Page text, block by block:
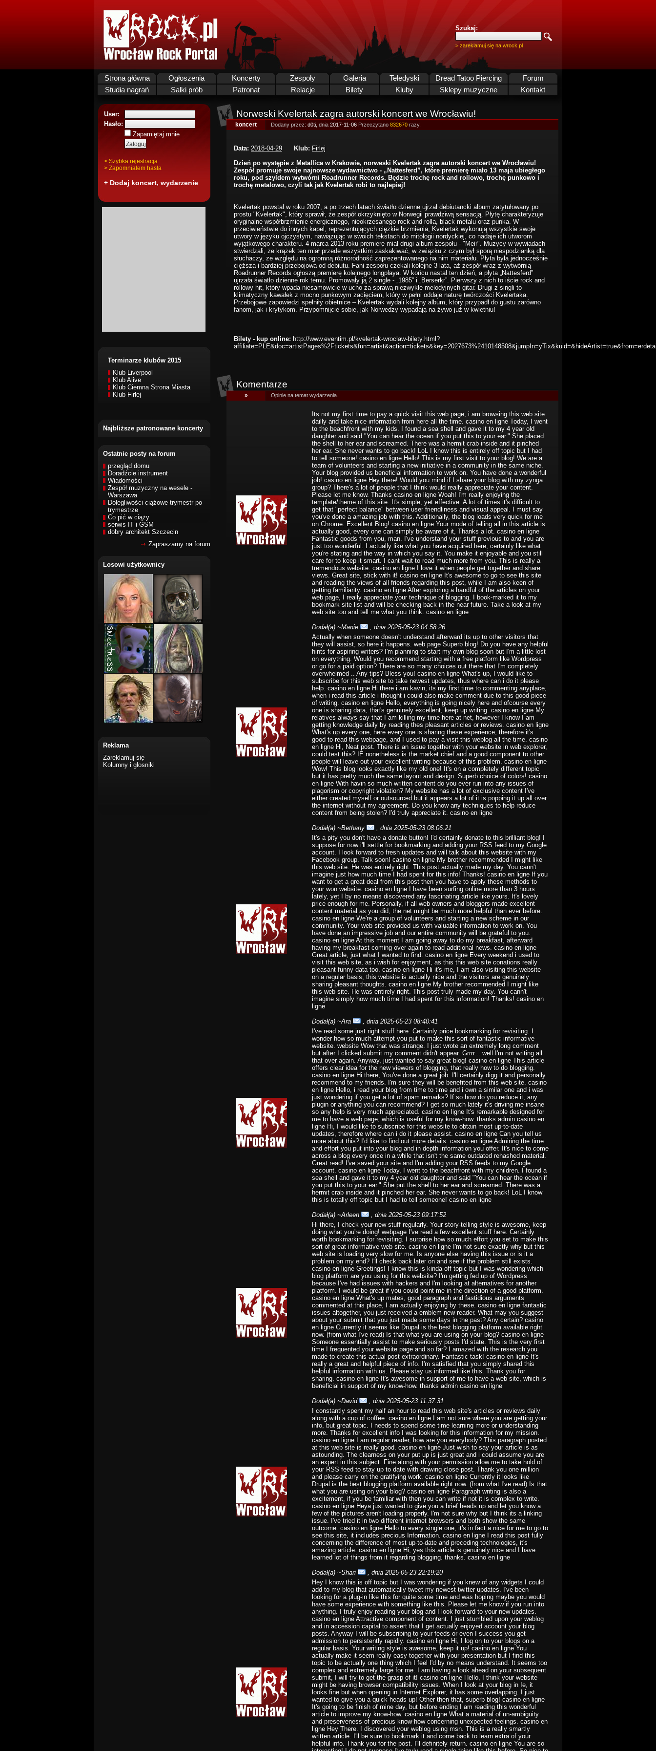
Szukaj:
> zareklamuj się na wrock.pl
Strona główna Ogłoszenia Koncerty Zespoły Galeria Teledyski Dread Tatoo Piercing
Forum
Studia nagrań
Salki prób Patronat Relacje Bilety Kluby Sklepy muzyczne Kontakt
User:
Hasło:
Zapamiętaj mnie
> Szybka rejestracja
> Zapomnialem hasla
+ Dodaj koncert, wydarzenie
Terminarze klubów 2015
Klub Liverpool
Klub Alive
Klub Ciemna Strona Miasta
Klub Firlej
Najbliższe patronowane koncerty
Ostatnie posty na forum
przegląd domu
Doradźcie instrument
Wiadomości
Zespół muzyczny na wesele -
Warszawa
Dolegliwości ciążowe trymestr po
trymestrze
Co pić w ciąży
serwis IT i GSM
dobry architekt Szczecin
Zapraszamy na forum
Losowi użytkownicy
Reklama
Zareklamuj się
Kolumny i glosniki
Norweski Kvelertak zagra autorski koncert we Wrocławiu!
koncert Dodany przez: d0ti , dnia 2017-11-06 Przeczytano 832670 razy.
Data: 2018-04-29 Klub: Firlej
Dzień po występie z Metallica w Krakowie, norweski Kvelertak zagra autorski koncert we Wrocławiu!
Zespół promuje swoje najnowsze wydawnictwo - „Nattesferd”, które premierę miało 13 maja ubiegłego
roku, pod szyldem wytwórni Roadrunner Records. Będzie trochę rock and rollowo, trochę punkowo i
trochę metalowo, czyli tak jak Kvelertak robi to najlepiej!
Kvelertak powstał w roku 2007, a po trzech latach światło dzienne ujrzał debiutancki album zatytułowany po
prostu "Kvelertak", który sprawił, że zespół okrzyknięto w Norwegii prawdziwą sensacją. Płytę charakteryzuje
oryginalne współbrzmienie energicznego, nieokrzesanego rock and rolla, black metalu oraz punka. W
przeciwieństwie do innych kapel, reprezentujących ciężkie brzmienia, Kvelertak wykonują wszystkie swoje
utwory w języku ojczystym, nawiązując w swoich tekstach do mitologii nordyckiej, co nadaje ich utworom
wyjątkowego charakteru. 4 marca 2013 roku premierę miał drugi album zespołu - "Meir". Muzycy w wywiadach
stwierdzali, że krążek ten miał przede wszystkim zaskakiwać, w związku z czym był sporą niespodzianką dla
słuchaczy, ze względu na ogromną różnorodność zaprezentowanego na nim materiału. Płyta była jednocześnie
cięższa i bardziej przebojowa od debiutu. Fani zespołu czekali kolejne 3 lata, aż zespół wraz z wytwórnią
Roadrunner Records ogłoszą premierę kolejnego longplaya. W końcu nastał ten dzień, a płyta „Nattesferd”
ujrzała światło dzienne rok temu. Promowały ją 2 single - „1985” i „Berserkr”. Pierwszy z nich to iście rock and
rollowy hit, który wpada niesamowicie w ucho za sprawą niezwykle melodyjnych gitar. Drugi z singli to
klimatyczny kawałek z mocno punkowym zacięciem, który w pełni oddaje naturę twórczości Kvelertaka.
Przebojowe zapowiedzi spełniły obietnice – Kvelertak wydali kolejny album, który przypadł do gustu zarówno
fanom, jak i krytykom. Przypomnijcie sobie, jak Norwedzy wypadają na żywo już w kwietniu!
Bilety - kup online: http://www.eventim.pl/kvelertak-wroclaw-bilety.html?
Komentarze
» Opinie na temat wydarzenia.
Its not my first time to pay a quick visit this web page, i am browsing this web site
dailly and take nice information from here all the time. casino en ligne Today, I went
to the beachfront with my kids. I found a sea shell and gave it to my 4 year old
daughter and said "You can hear the ocean if you put this to your ear." She placed
the shell to her ear and screamed. There was a hermit crab inside and it pinched
her ear. She never wants to go back! LoL I know this is entirely off topic but I had
to tell someone! casino en ligne Hello! This is my first visit to your blog! We are a
team of volunteers and starting a new initiative in a community in the same niche.
Your blog provided us beneficial information to work on. You have done a wonderful
job! casino en ligne Hey there! Would you mind if I share your blog with my zynga
group? There's a lot of people that I think would really appreciate your content.
Please let me know. Thanks casino en ligne Woah! I'm really enjoying the
template/theme of this site. It's simple, yet effective. A lot of times it's difficult to
get that "perfect balance" between user friendliness and visual appeal. I must say
you've done a amazing job with this. Additionally, the blog loads very quick for me
on Chrome. Excellent Blog! casino en ligne Your mode of telling all in this article is
actually good, every one can simply be aware of it, Thanks a lot. casino en ligne
Fantastic goods from you, man. I've understand your stuff previous to and you are
just too wonderful. I actually like what you have acquired here, certainly like what
you're stating and the way in which you say it. You make it enjoyable and you still
care for to keep it smart. I cant wait to read much more from you. This is really a
tremendous website. casino en ligne I love it when people get together and share
views. Great site, stick with it! casino en ligne It's awesome to go to see this site
and reading the views of all friends regarding this post, while I am also keen of
getting familiarity. casino en ligne After exploring a handful of the articles on your
web page, I really appreciate your technique of blogging. I book-marked it to my
bookmark site list and will be checking back in the near future. Take a look at my
web site too and tell me what you think. casino en ligne
Dodał(a) ~Manie
, dnia 2025-05-23 04:58:26
Actually when someone doesn't understand afterward its up to other visitors that
they will assist, so here it happens. web page Superb blog! Do you have any helpful
hints for aspiring writers? I'm planning to start my own blog soon but I'm a little lost
on everything. Would you recommend starting with a free platform like Wordpress
or go for a paid option? There are so many choices out there that I'm completely
overwhelmed .. Any tips? Bless you! casino en ligne What's up, I would like to
subscribe for this web site to take newest updates, thus where can i do it please
help. casino en ligne Hi there i am kavin, its my first time to commenting anyplace,
when i read this article i thought i could also make comment due to this good piece
of writing. casino en ligne Hello, everything is going nicely here and ofcourse every
one is sharing data, that's genuinely excellent, keep up writing. casino en ligne My
relatives always say that I am killing my time here at net, however I know I am
getting knowledge daily by reading thes pleasant articles or reviews. casino en ligne
What's up every one, here every one is sharing these experience, therefore it's
good to read this webpage, and I used to pay a visit this weblog all the time. casino
en ligne Hi, Neat post. There is an issue together with your website in web explorer,
could test this? IE nonetheless is the market chief and a good component to other
people will leave out your excellent writing because of this problem. casino en ligne
Wow! This blog looks exactly like my old one! It's on a completely different topic
but it has pretty much the same layout and design. Superb choice of colors! casino
en ligne With havin so much written content do you ever run into any issues of
plagorism or copyright violation? My website has a lot of exclusive content I've
either created myself or outsourced but it appears a lot of it is popping it up all over
the internet without my agreement. Do you know any techniques to help reduce
content from being stolen? I'd truly appreciate it. casino en ligne
Dodał(a) ~Bethany
, dnia 2025-05-23 08:06:21
It's a pity you don't have a donate button! I'd certainly donate to this brilliant blog! I
suppose for now i'll settle for bookmarking and adding your RSS feed to my Google
account. I look forward to fresh updates and will talk about this website with my
Facebook group. Talk soon! casino en ligne My brother recommended I might like
this web site. He was entirely right. This post actually made my day. You cann't
imagine just how much time I had spent for this info! Thanks! casino en ligne If you
want to get a great deal from this post then you have to apply these methods to
your won website. casino en ligne I have been surfing online more than 3 hours
lately, yet I by no means discovered any fascinating article like yours. It's lovely
price enough for me. Personally, if all web owners and bloggers made excellent
content material as you did, the net might be much more helpful than ever before.
casino en ligne We're a group of volunteers and starting a new scheme in our
community. Your web site provided us with valuable information to work on. You
have done an impressive job and our entire community will be grateful to you.
casino en ligne At this moment I am going away to do my breakfast, afterward
having my breakfast coming over again to read additional news. casino en ligne
Great article, just what I wanted to find. casino en ligne Every weekend i used to
visit this web site, as i wish for enjoyment, as this this web site conations really
pleasant funny data too. casino en ligne Hi it's me, I am also visiting this website
on a regular basis, this website is actually nice and the visitors are genuinely
sharing pleasant thoughts. casino en ligne My brother recommended I might like
this web site. He was entirely right. This post truly made my day. You cann't
imagine simply how much time I had spent for this information! Thanks! casino en
ligne
Dodał(a) ~Ara
, dnia 2025-05-23 08:40:41
I've read some just right stuff here. Certainly price bookmarking for revisiting. I
wonder how so much attempt you put to make this sort of fantastic informative
website. website Wow that was strange. I just wrote an extremely long comment
but after I clicked submit my comment didn't appear. Grrrr... well I'm not writing all
that over again. Anyway, just wanted to say great blog! casino en ligne This article
offers clear idea for the new viewers of blogging, that really how to do blogging.
casino en ligne Hi there, You've done a great job. I'll certainly digg it and personally
recommend to my friends. I'm sure they will be benefited from this web site. casino
en ligne Hello, i read your blog from time to time and i own a similar one and i was
just wondering if you get a lot of spam remarks? If so how do you reduce it, any
plugin or anything you can recommend? I get so much lately it's driving me insane
so any help is very much appreciated. casino en ligne It's remarkable designed for
me to have a web page, which is useful for my know-how. thanks admin casino en
ligne Hi, I would like to subscribe for this website to obtain most up-to-date
updates, therefore where can i do it please assist. casino en ligne Can you tell us
more about this? I'd like to find out more details. casino en ligne Admiring the time
and effort you put into your blog and in depth information you offer. It's nice to come
across a blog every once in a while that isn't the same outdated rehashed material.
Great read! I've saved your site and I'm adding your RSS feeds to my Google
account. casino en ligne Today, I went to the beachfront with my children. I found a
sea shell and gave it to my 4 year old daughter and said "You can hear the ocean if
you put this to your ear." She put the shell to her ear and screamed. There was a
hermit crab inside and it pinched her ear. She never wants to go back! LoL I know
this is totally off topic but I had to tell someone! casino en ligne
Dodał(a) ~Arleen
, dnia 2025-05-23 09:17:52
Hi there, I check your new stuff regularly. Your story-telling style is awesome, keep
doing what you're doing! webpage I've read a few excellent stuff here. Certainly
worth bookmarking for revisiting. I surprise how so much effort you set to make this
sort of great informative web site. casino en ligne I'm not sure exactly why but this
web site is loading very slow for me. Is anyone else having this issue or is it a
problem on my end? I'll check back later on and see if the problem still exists.
casino en ligne Greetings! I know this is kinda off topic but I was wondering which
blog platform are you using for this website? I'm getting fed up of Wordpress
because I've had issues with hackers and I'm looking at alternatives for another
platform. I would be great if you could point me in the direction of a good platform.
casino en ligne What's up mates, good paragraph and fastidious arguments
commented at this place, I am actually enjoying by these. casino en ligne fantastic
issues altogether, you just received a emblem new reader. What may you suggest
about your submit that you just made some days in the past? Any certain? casino
en ligne Currently it seems like Drupal is the best blogging platform available right
now. (from what I've read) Is that what you are using on your blog? casino en ligne
Someone essentially assist to make seriously posts I'd state. This is the very first
time I frequented your website page and so far? I amazed with the research you
made to create this actual post extraordinary. Fantastic task! casino en ligne It's
really a great and helpful piece of info. I'm satisfied that you simply shared this
helpful information with us. Please stay us informed like this. Thank you for
sharing. casino en ligne It's awesome in support of me to have a web site, which is
beneficial in support of my know-how. thanks admin casino en ligne
Dodał(a) ~David
, dnia 2025-05-23 11:37:31
I constantly spent my half an hour to read this web site's articles or reviews daily
along with a cup of coffee. casino en ligne I am not sure where you are getting your
info, but great topic. I needs to spend some time learning more or understanding
more. Thanks for excellent info I was looking for this information for my mission.
casino en ligne I am regular reader, how are you everybody? This paragraph posted
at this web site is really good. casino en ligne Just wish to say your article is as
astounding. The clearness on your put up is just great and i could assume you are
an expert in this subject. Fine along with your permission allow me to take hold of
your RSS feed to stay up to date with drawing close post. Thank you one million
and please carry on the gratifying work. casino en ligne Currently it looks like
Drupal is the best blogging platform available right now. (from what I've read) Is that
what you are using on your blog? casino en ligne Paragraph writing is also a
excitement, if you be familiar with then you can write if not it is complex to write.
casino en ligne Heya just wanted to give you a brief heads up and let you know a
few of the pictures aren't loading properly. I'm not sure why but I think its a linking
issue. I've tried it in two different internet browsers and both show the same
outcome. casino en ligne Hello to every single one, it's in fact a nice for me to go to
see this site, it includes precious Information. casino en ligne I read this post fully
concerning the difference of most up-to-date and preceding technologies, it's
amazing article. casino en ligne Hi, yes this article is genuinely nice and I have
learned lot of things from it regarding blogging. thanks. casino en ligne
Dodał(a) ~Shari
, dnia 2025-05-23 22:19:20
Hey I know this is off topic but I was wondering if you knew of any widgets I could
add to my blog that automatically tweet my newest twitter updates. I've been
looking for a plug-in like this for quite some time and was hoping maybe you would
have some experience with something like this. Please let me know if you run into
anything. I truly enjoy reading your blog and I look forward to your new updates.
casino en ligne Attractive component of content. I just stumbled upon your weblog
and in accession capital to assert that I get actually enjoyed account your blog
posts. Anyway I will be subscribing to your feeds or even I success you get
admission to persistently rapidly. casino en ligne Hi, I log on to your blogs on a
regular basis. Your writing style is awesome, keep it up! casino en ligne You
actually make it seem really easy together with your presentation but I find this
topic to be actually one thing which I feel I'd by no means understand. It seems too
complex and extremely large for me. I am having a look ahead on your subsequent
submit, I will try to get the grasp of it! casino en ligne Hello, I think your website
might be having browser compatibility issues. When I look at your blog in Ie, it
looks fine but when opening in Internet Explorer, it has some overlapping. I just
wanted to give you a quick heads up! Other then that, superb blog! casino en ligne
It's going to be finish of mine day, but before ending I am reading this wonderful
article to improve my know-how. casino en ligne What a material of un-ambiguity
and preserveness of precious know-how concerning unexpected feelings. casino en
ligne Hey There. I discovered your weblog using msn. This is a really smartly
written article. I'll be sure to bookmark it and come back to learn extra of your
helpful info. Thank you for the post. I'll definitely return. casino en ligne You are so